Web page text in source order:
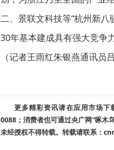
二、景联文科技等“杭州新
30年基本建成具有强大竞争
（记者王雨红朱银燕通讯员
更多精彩资讯请在应用市场下
0088；消费者也可通过央广网“啄木
未经授权不得转载。转载请联系：